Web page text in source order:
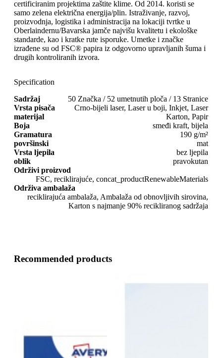
certificiranim projektima zaštite klime. Od 2014. koristi se
samo zelena električna energija/plin. Istraživanje, razvoj,
proizvodnja, logistika i administracija na lokaciji tvrtke u
Oberlaindernu/Bavarska jamče najvišu kvalitetu i ekološke
standarde, kao i kratke rute isporuke. Umetke i značke
izrađene su od FSC® papira iz odgovorno upravljanih šuma i
drugih kontroliranih izvora.
Specification
Sadržaj
50 Značka / 52 umetnutih ploča / 13 Stranice
Vrsta pisača
Crno-bijeli laser, Laser u boji, Inkjet, Laser
materijal
Karton, Papir
Boja
smeđi kraft, bijela
Gramatura
190 g/m²
površinski
mat
Vrsta ljepila
bez ljepila
oblik
pravokutan
Održivi proizvod
FSC, reciklirajuće, concat_productRenewableMaterials
Održiva ambalaža
reciklirajuća ambalaža, Ambalaža od obnovljivih sirovina,
Karton s najmanje 90% recikliranog sadržaja
Recommended products